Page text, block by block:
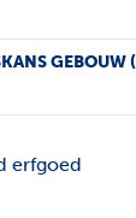
GEBOUW
erfgoed